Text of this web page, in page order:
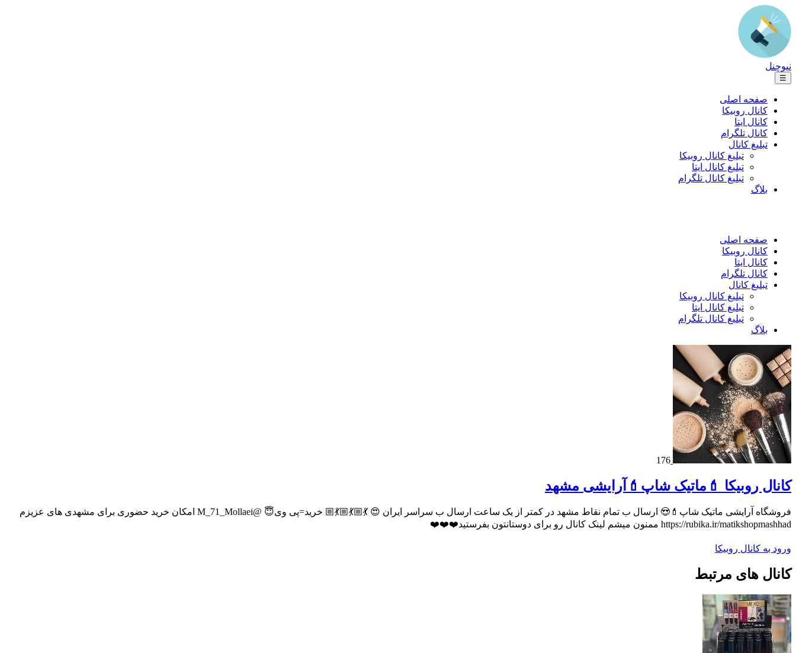
نیوچنل
☰
صفحه اصلی
کانال روبیکا
کانال ایتا
کانال تلگرام
تبلیغ کانال
تبلیغ کانال روبیکا
تبلیغ کانال ایتا
تبلیغ کانال تلگرام
بلاگ
صفحه اصلی
کانال روبیکا
کانال ایتا
کانال تلگرام
تبلیغ کانال
تبلیغ کانال روبیکا
تبلیغ کانال ایتا
تبلیغ کانال تلگرام
بلاگ
176
کانال روبیکا 💄ماتیک شاپ💄آرایشی مشهد
فروشگاه آرایشی ماتیک شاپ💄😍 ارسال ب تمام نقاط مشهد در کمتر از یک ساعت ارسال ب سراسر ایران 😍 💃🏼💃🏼💃🏼 خرید=پی وی😇 @M_71_Mollaei امکان خرید حضوری برای مشهدی های عزیزم
https://rubika.ir/matikshopmashhad ممنون میشم لینک کانال رو برای دوستانتون بفرستید❤️❤️❤️
ورود به کانال روبیکا
کانال های مرتبط